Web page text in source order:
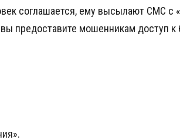
соглашается, ему высылают СМС с
предоставите мошенникам доступ к